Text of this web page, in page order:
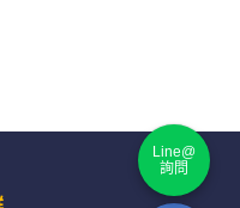
Line@
詢問